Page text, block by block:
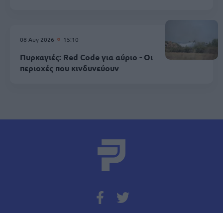
08 Αυγ 2026 15:10
Πυρκαγιές: Red Code για αύριο - Οι
περιοχές που κινδυνεύουν